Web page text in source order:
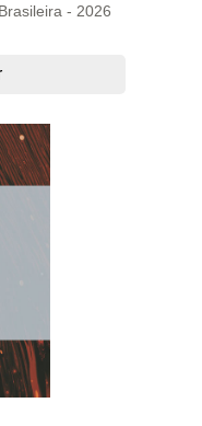
- 2026